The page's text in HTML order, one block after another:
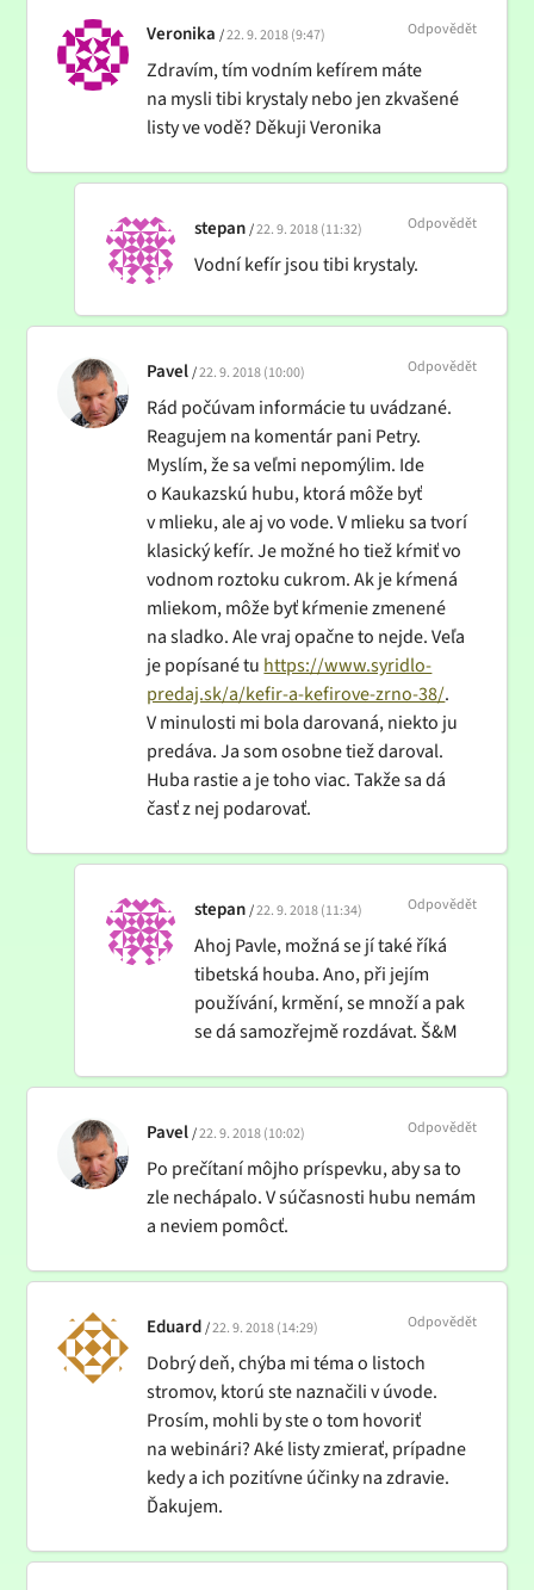
Veronika 22. 9. 2018 (9:47)
Zdravím, tím vodním kefírem máte
na mysli tibi krystaly nebo jen zkvašené
listy ve vodě? Děkuji Veronika
Odpovědět
stepan 22. 9. 2018 (11:32)
Vodní kefír jsou tibi krystaly.
Odpovědět
Pavel 22. 9. 2018 (10:00)
Rád počúvam informácie tu uvádzané.
Reagujem na komentár pani Petry.
Myslím, že sa veľmi nepomýlim. Ide
o Kaukazskú hubu, ktorá môže byť
v mlieku, ale aj vo vode. V mlieku sa tvorí
klasický kefír. Je možné ho tiež kŕmiť vo
vodnom roztoku cukrom. Ak je kŕmená
mliekom, môže byť kŕmenie zmenené
na sladko. Ale vraj opačne to nejde. Veľa
je popísané tu https://www.syridlo-
predaj.sk/a/kefir-a-kefirove-zrno-38/.
V minulosti mi bola darovaná, niekto ju
predáva. Ja som osobne tiež daroval.
Huba rastie a je toho viac. Takže sa dá
časť z nej podarovať.
Odpovědět
stepan 22. 9. 2018 (11:34)
Ahoj Pavle, možná se jí také říká
tibetská houba. Ano, při jejím
používání, krmění, se množí a pak
se dá samozřejmě rozdávat. Š&M
Odpovědět
Pavel 22. 9. 2018 (10:02)
Po prečítaní môjho príspevku, aby sa to
zle nechápalo. V súčasnosti hubu nemám
a neviem pomôcť.
Odpovědět
Eduard 22. 9. 2018 (14:29)
Dobrý deň, chýba mi téma o listoch
stromov, ktorú ste naznačili v úvode.
Prosím, mohli by ste o tom hovoriť
na webinári? Aké listy zmierať, prípadne
kedy a ich pozitívne účinky na zdravie.
Ďakujem.
Odpovědět